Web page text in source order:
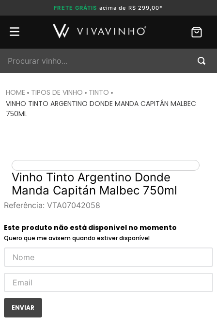
FRETE GRÁTIS acima de R$ 299,00*
TIPOS DE VINHO
TINTO
VINHO TINTO ARGENTINO DONDE MANDA CAPITÁN MALBEC
750ML
Vinho Tinto Argentino Donde
Manda Capitán Malbec 750ml
Referência: VTA07042058
Este produto não está disponível no momento
Quero que me avisem quando estiver disponível
ENVIAR